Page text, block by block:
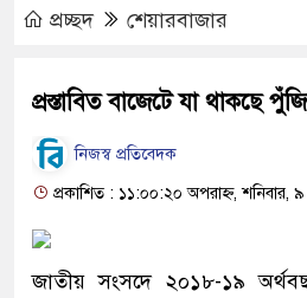
প্রচ্ছদ শেয়ারবাজার
প্রস্তাবিত বাজেটে যা থাকছে
নিজস্ব প্রতিবেদক
প্রকাশিত : ১১:০০:২০ অপরাহ্ন,
জাতীয় সংসদে ২০১৮-১৯